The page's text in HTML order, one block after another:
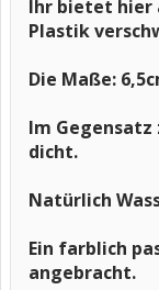
Ihr bietet hier
Plastik
Die Maße:
Im
dicht.
Natürlich
Ein farblich
angebracht.